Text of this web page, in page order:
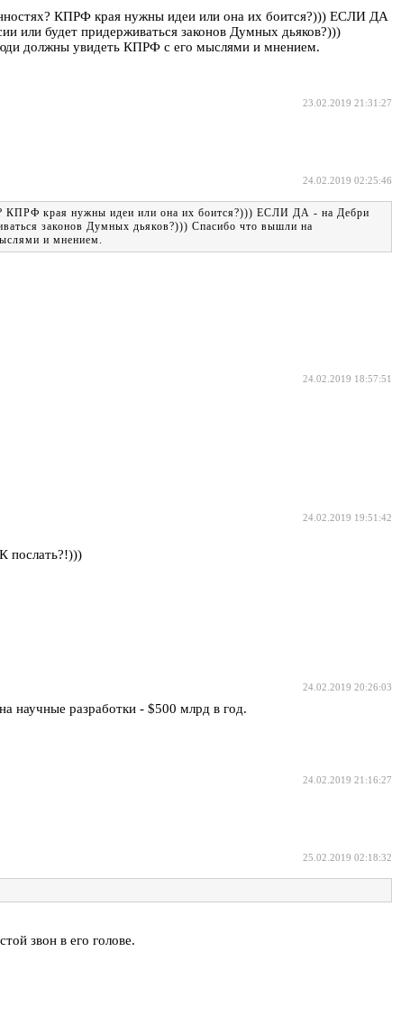
КПРФ края нужны идеи или она их боится?))) ЕСЛИ ДА
или будет придерживаться законов Думных дьяков?)))
должны увидеть КПРФ с его мыслями и мнением.
23.02.2019 21:31:27
24.02.2019 02:25:46
КПРФ края нужны идеи или она их боится?))) ЕСЛИ ДА - на Дебри
законов Думных дьяков?))) Спасибо что вышли на
и мнением.
24.02.2019 18:57:51
24.02.2019 19:51:42
послать?!)))
24.02.2019 20:26:03
научные разработки - $500 млрд в год.
24.02.2019 21:16:27
25.02.2019 02:18:32
звон в его голове.